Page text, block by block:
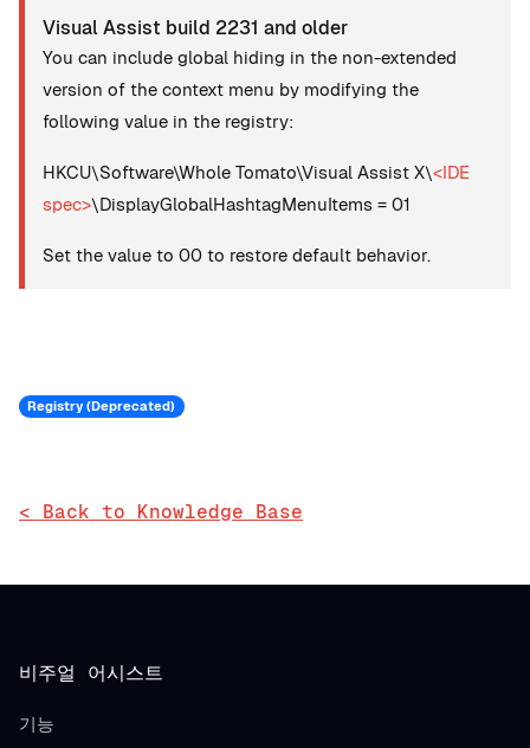
Visual Assist build 2231 and older
You can include global hiding in the non-extended
version of the context menu by modifying the
following value in the registry:
HKCU\Software\Whole Tomato\Visual Assist X\<IDE
spec>\DisplayGlobalHashtagMenuItems = 01
Set the value to 00 to restore default behavior.
Registry (Deprecated)
< Back to Knowledge Base
비주얼 어시스트
기능